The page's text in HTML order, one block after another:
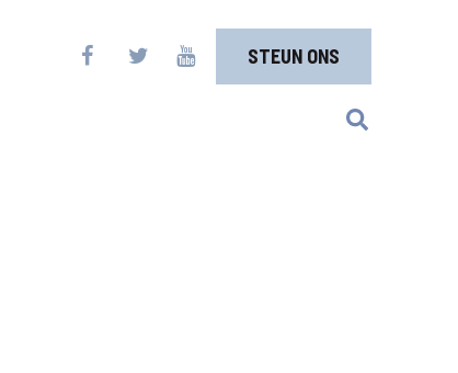
STEUN ONS